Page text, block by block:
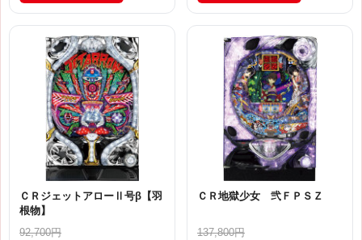
ＣＲジェットアローⅡ号β【羽
根物】
92,700円
ＣＲ地獄少女 弐ＦＰＳＺ
137,800円